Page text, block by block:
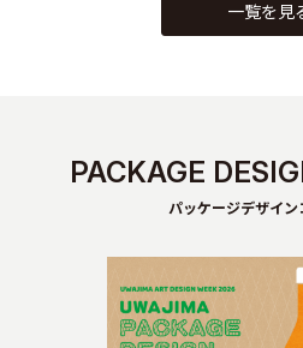
一覧を見
PACKAGE
パッケージデザイン